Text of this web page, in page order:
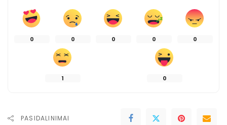
0 0 0 0 0
1 0
PASIDALINIMAI